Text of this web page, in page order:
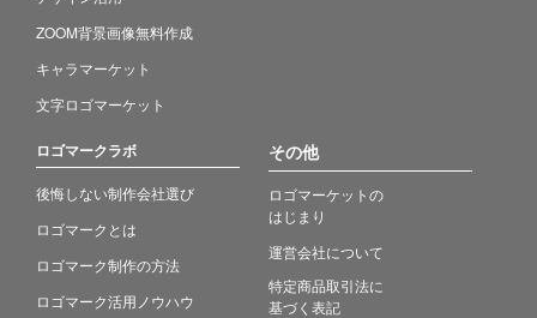
ZOOM背景画像無料作成
キャラマーケット
文字ロゴマーケット
ロゴマークラボ
後悔しない制作会社選び
ロゴマークとは
ロゴマーク制作の方法
ロゴマーク活用ノウハウ
その他
ロゴマーケットの
はじまり
運営会社について
特定商品取引法に
基づく表記